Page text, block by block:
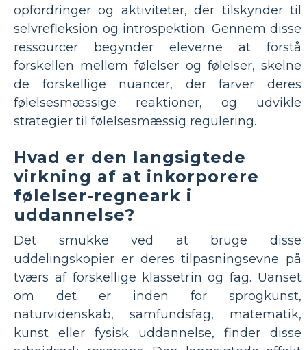
opfordringer og aktiviteter, der tilskynder til
selvrefleksion og introspektion. Gennem disse
ressourcer begynder eleverne at forstå
forskellen mellem følelser og følelser, skelne
de forskellige nuancer, der farver deres
følelsesmæssige reaktioner, og udvikle
strategier til følelsesmæssig regulering.
Hvad er den langsigtede
virkning af at inkorporere
følelser-regneark i
uddannelse?
Det smukke ved at bruge disse
uddelingskopier er deres tilpasningsevne på
tværs af forskellige klassetrin og fag. Uanset
om det er inden for sprogkunst,
naturvidenskab, samfundsfag, matematik,
kunst eller fysisk uddannelse, finder disse